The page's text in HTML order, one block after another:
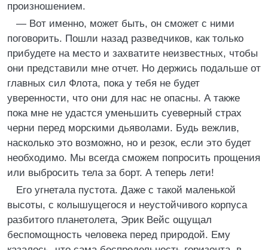
произношением.
— Вот именно, может быть, он сможет с ними
поговорить. Пошли назад разведчиков, как только
прибудете на место и захватите неизвестных, чтобы
они представили мне отчет. Но держись подальше от
главных сил Флота, пока у тебя не будет
уверенности, что они для нас не опасны. А также
пока мне не удастся уменьшить суеверный страх
черни перед морскими дьяволами. Будь вежлив,
насколько это возможно, но и резок, если это будет
необходимо. Мы всегда сможем попросить прощения
или выбросить тела за борт. А теперь лети!
Его угнетала пустота. Даже с такой маленькой
высоты, с колышущегося и неустойчивого корпуса
разбитого планетолета, Эрик Вейс ощущал
беспомощность человека перед природой. Ему